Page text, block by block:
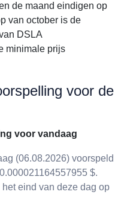
de maand eindigen op
van october is de
DSLA
minimale prijs
voor de
voor vandaag
(06.08.2026) voorspeld
$.
eind van deze dag op